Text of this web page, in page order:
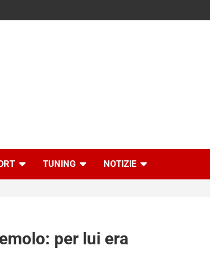
TUNING NOTIZIE
per lui era